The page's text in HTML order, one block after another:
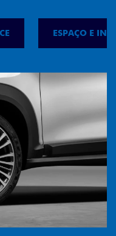
ESPAÇO E
em LED garante